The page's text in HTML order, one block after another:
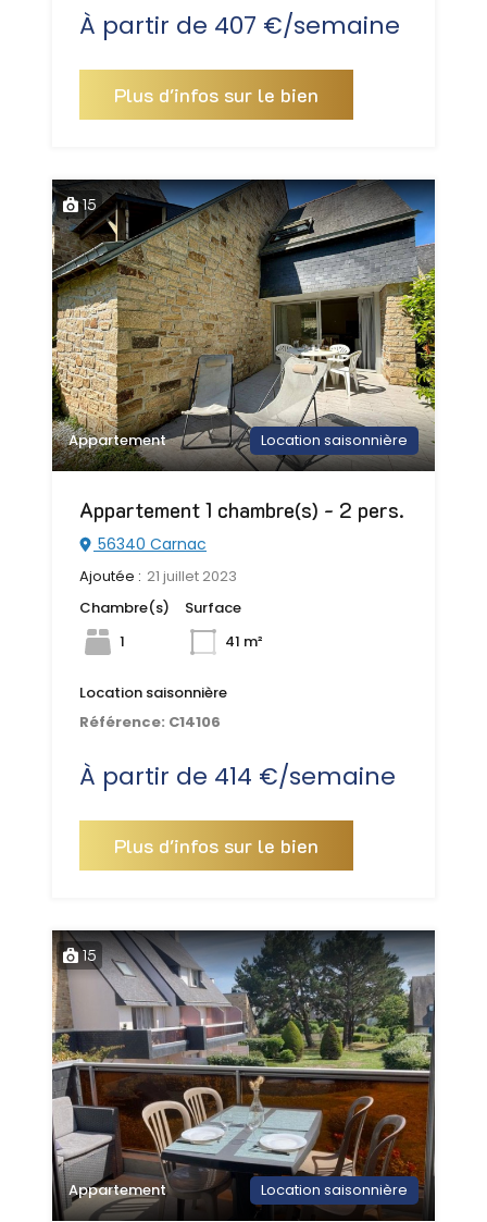
À partir de 407 €/semaine
Plus d'infos sur le bien
15
Appartement Location saisonnière
Appartement 1 chambre(s) - 2 pers.
56340 Carnac
Ajoutée : 21 juillet 2023
Chambre(s)
1
Surface
41 m²
Location saisonnière
Référence: C14106
À partir de 414 €/semaine
Plus d'infos sur le bien
15
Appartement Location saisonnière